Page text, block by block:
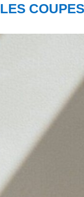
LES